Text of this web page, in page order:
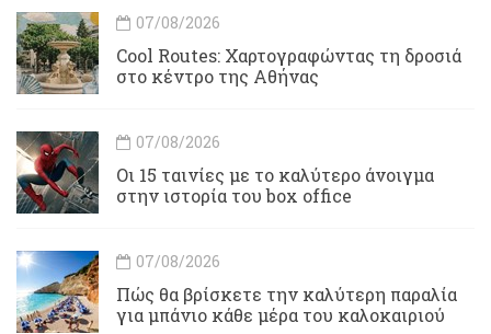
07/08/2026
Cool Routes: Χαρτογραφώντας τη δροσιά
στο κέντρο της Αθήνας
07/08/2026
Οι 15 ταινίες με το καλύτερο άνοιγμα
στην ιστορία του box office
07/08/2026
Πώς θα βρίσκετε την καλύτερη παραλία
για μπάνιο κάθε μέρα του καλοκαιριού